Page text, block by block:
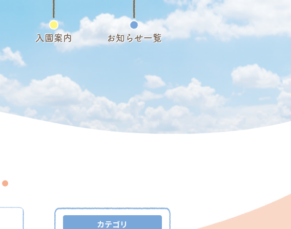
入園案内 お知らせ一覧
カテゴリ